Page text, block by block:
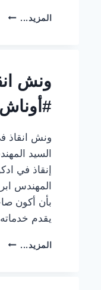
المزيد... ونش
السيد
ونش
#أوناش
ونش انقاذ
السيد
إنقاذ في
المهندس
بأن أكون
يقدم
المزيد... ونش